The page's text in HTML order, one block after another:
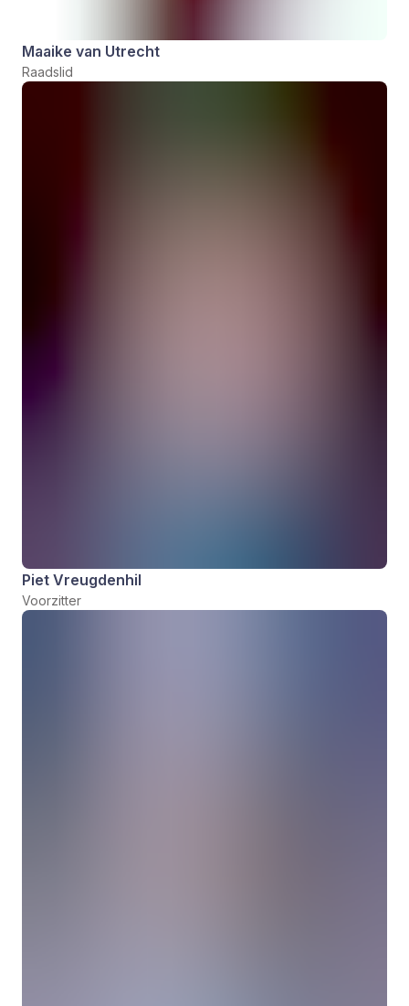
Maaike van Utrecht
Raadslid
Piet Vreugdenhil
Voorzitter